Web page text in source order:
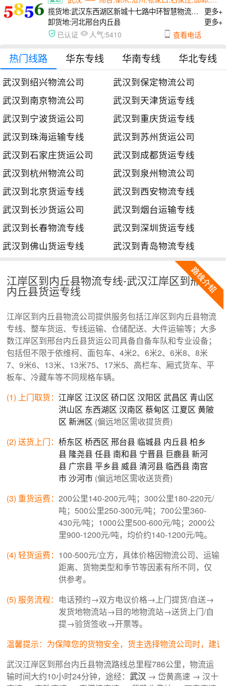
揽货地:武汉东西湖区新城十七路中环智慧物流园c22号
更多+
卸货地:河北邢台内丘县 更多+
已认证 人气:5410 查看电话
热门线路 华东专线 华南专线 华北专线
武汉到绍兴物流公司
武汉到保定物流公司
武汉到南京物流公司
武汉到天津货运专线
武汉到宁波货运公司
武汉到重庆货运专线
武汉到珠海运输专线
武汉到苏州货运公司
武汉到石家庄货运公司
武汉到成都货运专线
武汉到杭州物流公司
武汉到泉州物流公司
武汉到北京货运专线
武汉到西安物流专线
武汉到长沙货运公司
武汉到烟台运输专线
武汉到长春物流专线
武汉到深圳货运专线
武汉到佛山货运专线
武汉到青岛物流专线
江岸区到内丘县物流专线-武汉江岸区到邢台
内丘县货运专线
江岸区到内丘县物流公司提供服务包括江岸区到内丘县物流
专线、整车货运、专线运输、仓储配送、大件运输等；大多
数江岸区到邢台内丘县货运公司具备自备车队和专业设备；
包括但不限于依维柯、面包车、4米2、6米2、6米8、8米
7、9米6、13米、13米75、17米5、高栏车、厢式货车、平
板车、冷藏车等不同规格车辆。
(1) 上门取货： 江岸区 江汉区 硚口区 汉阳区 武昌区 青山区
洪山区 东西湖区 汉南区 蔡甸区 江夏区 黄陂
区 新洲区 (偏远地区需收提货费)
(2) 送货上门： 桥东区 桥西区 邢台县 临城县 内丘县柏乡
县 隆尧县任县 南和县 宁晋县 巨鹿县新河
县 广宗县平乡县 威县清河县 临西县 南宫
市沙河市 (偏远地区需收送货费)
(3) 重货运费： 200公里140-200元/吨；300公里180-220元/
吨；500公里250-300元/吨；700公里360-
430元/吨；1000公里500-600元/吨；2000公
里900-1200元/吨，均价约140-1200元/吨。
(4) 轻货运费： 100-500元/立方，具体价格因物流公司、运输
距离、货物类型和季节等因素有所不同，仅
供参考。
(5) 服务流程： 电话预约→双方电议价格→上门提货/自送→
发货地物流站→目的地物流站→送货上门/自
提→验货签收→开票等。
温馨提示：为保障您的货物安全，货主选择物流公司时，建
武汉江岸区到邢台内丘县物流路线总里程786公里，物流运
输时间大约10小时24分钟，途经： 武汉 → 岱黄高速 → 汉十